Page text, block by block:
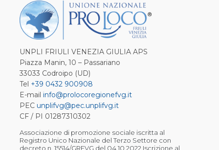
UNPLI FRIULI VENEZIA GIULIA APS
Piazza Manin, 10 – Passariano
33033 Codroipo (UD)
Tel +39 0432 900908
E-mail info@prolocoregionefvg.it
PEC unplifvg@pec.unplifvg.it
CF / PI 01287310302
Associazione di promozione sociale iscritta al
Registro Unico Nazionale del Terzo Settore con
decreto n. 15514/GRFVG del 04.10.2022 Iscrizione al